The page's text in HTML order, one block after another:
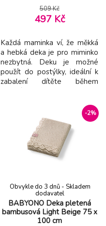
509 Kč
497 Kč
Každá maminka ví, že měkká
a hebká deka je pro miminko
nezbytná. Deku je možné
použít do postýlky, ideální k
zabalení dítěte během
se miminko nebude chtít
rozloučit a přitulí se k ní, když
je unavené. Proto je tak
důležitý výběr správné deky.
Ideálně takové, která splňuje
-2%
BABYONO Deka pletená
bambusová Light Beige 75 x
100 cm
Obvykle do 3 dnů - Skladem
dodavatel